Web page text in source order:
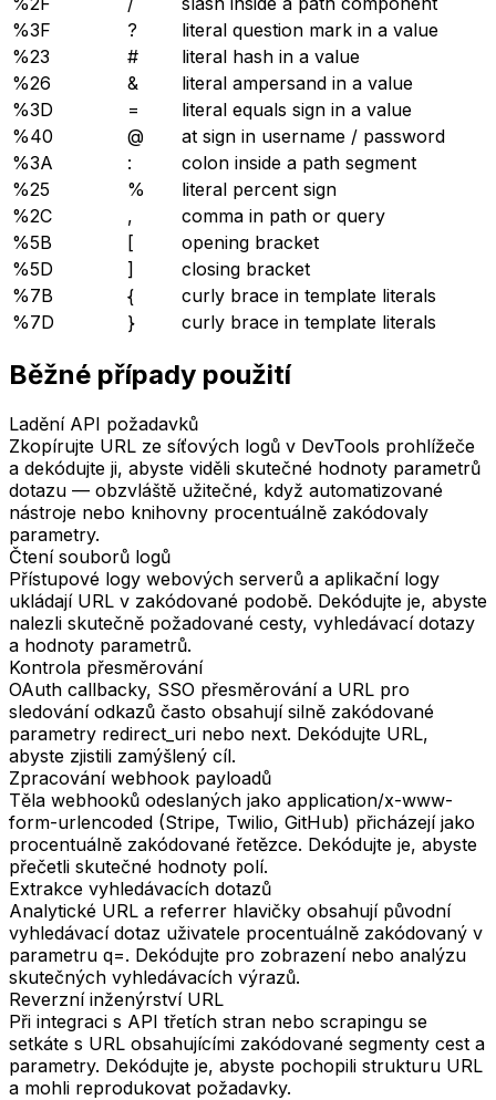
%3F
?
literal question mark in a value
%23
#
literal hash in a value
%26
&
literal ampersand in a value
%3D
=
literal equals sign in a value
%40
@
at sign in username / password
%3A
:
colon inside a path segment
%25
%
literal percent sign
%2C
,
comma in path or query
%5B
[
opening bracket
%5D
]
closing bracket
%7B
{
curly brace in template literals
%7D
} curly brace in template literals
Běžné případy použití
Ladění API požadavků
Zkopírujte URL ze síťových logů v DevTools prohlížeče
a dekódujte ji, abyste viděli skutečné hodnoty parametrů
dotazu — obzvláště užitečné, když automatizované
nástroje nebo knihovny procentuálně zakódovaly
parametry.
Čtení souborů logů
Přístupové logy webových serverů a aplikační logy
ukládají URL v zakódované podobě. Dekódujte je, abyste
nalezli skutečně požadované cesty, vyhledávací dotazy
a hodnoty parametrů.
Kontrola přesměrování
OAuth callbacky, SSO přesměrování a URL pro
sledování odkazů často obsahují silně zakódované
parametry redirect_uri nebo next. Dekódujte URL,
abyste zjistili zamýšlený cíl.
Zpracování webhook payloadů
Těla webhooků odeslaných jako application/x-www-
form-urlencoded (Stripe, Twilio, GitHub) přicházejí jako
procentuálně zakódované řetězce. Dekódujte je, abyste
přečetli skutečné hodnoty polí.
Extrakce vyhledávacích dotazů
Analytické URL a referrer hlavičky obsahují původní
vyhledávací dotaz uživatele procentuálně zakódovaný v
parametru q=. Dekódujte pro zobrazení nebo analýzu
skutečných vyhledávacích výrazů.
Reverzní inženýrství URL
Při integraci s API třetích stran nebo scrapingu se
setkáte s URL obsahujícími zakódované segmenty cest a
parametry. Dekódujte je, abyste pochopili strukturu URL
a mohli reprodukovat požadavky.